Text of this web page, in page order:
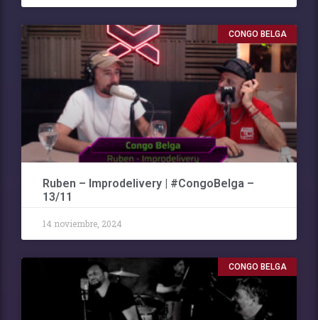
CONGO BELGA
Ruben – Improdelivery | #CongoBelga –
13/11
14 noviembre, 2024
CONGO BELGA